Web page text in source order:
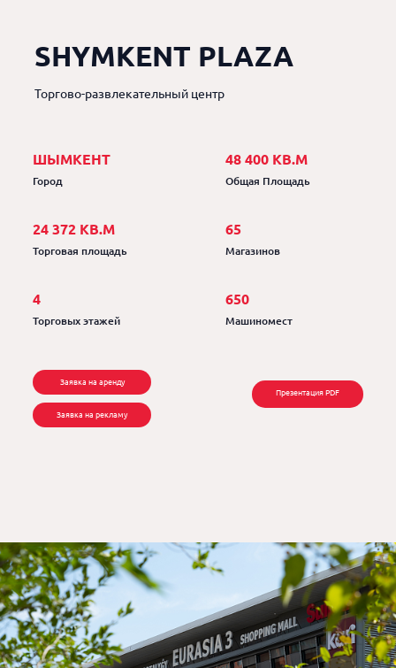
SHYMKENT PLAZA
Торгово-развлекательный центр
ШЫМКЕНТ
Город
48 400 КВ.М
Общая Площадь
24 372 КВ.М
Торговая площадь
65
Магазинов
4
Торговых этажей
650
Машиномест
Заявка на аренду
Заявка на рекламу
Презентация PDF